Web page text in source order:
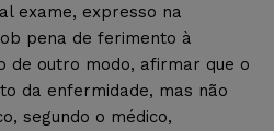
exame, expresso na
pena de ferimento à
de outro modo, afirmar que o
da enfermidade, mas não
segundo o médico,